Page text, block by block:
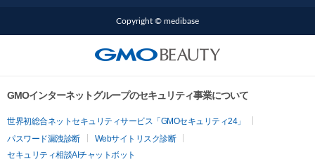
Copyright © medibase
GMOインターネットグループのセキュリティ事業について
世界初総合ネットセキュリティサービス「GMOセキュリティ24」
パスワード漏洩診断
Webサイトリスク診断
セキュリティ相談AIチャットボット